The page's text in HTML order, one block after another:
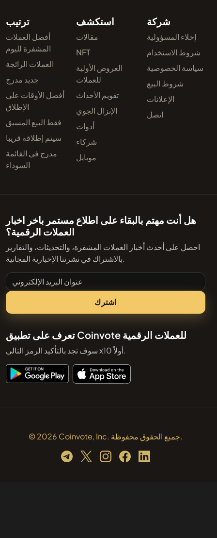
ترتيب
أفضل العملات
المشفرة لليوم
العملات الرائجة
جديد مدرج
أفضل الأوقات على
الإطلاق
فقط البيع المسبق
سيتم إطلاقه قريبا
مدرج في القائمة
السوداء
استكشف
مقالات
NFT
العروض الأولية
للعملات
تقويم الأحداث
الإنزال الجوي
أدوات
شركاء
موبايل
شركة
إخلاء المسؤولية
شروط الاستخدام
سياسة الخصوصية
شروط البيع
الإعلانات
اتصل
هل أنت مهتم بالبقاء على اطلاع مستمر باخر اخبار
العملات الرقمية؟
احصل على أحدث أخبار العملات المشفرة، والتحديثات، والتقارير
بالاشتراك في نشرتنا الإخبارية المجانية.
عنوان البريد الإلكتروني
اشترك
تعرف على تطبيق Coinvote للعملات الرقمية
سوف تجد بالتأكيد الرمز التالي x10 أولاً.
© 2026 Coinvote, Inc. جميع الحقوق محفوظة.